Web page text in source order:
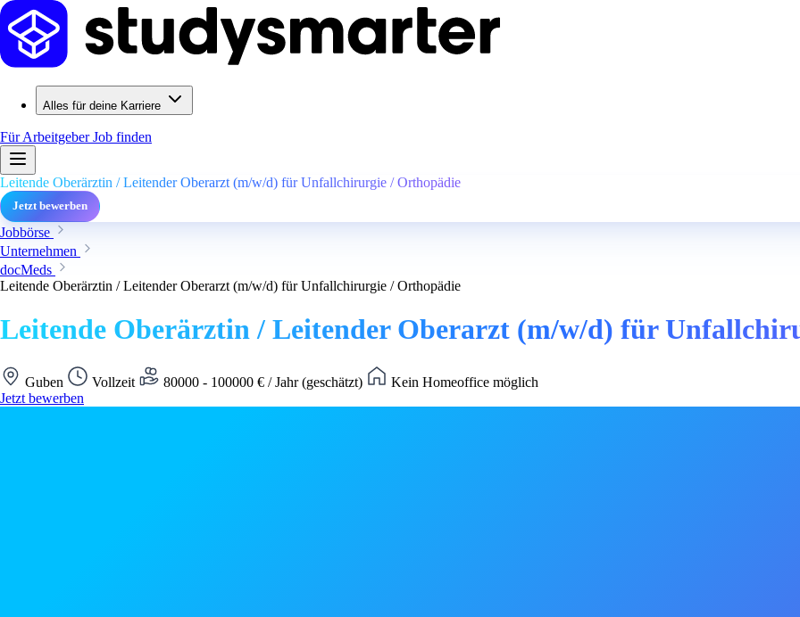
Alles für deine Karriere
Für ArbeitgeberJob finden
Leitende Oberärztin / Leitender Oberarzt (m/w/d) für Unfallchirurgie / Orthopädie
Jetzt bewerben
Jobbörse
Unternehmen
docMeds
Leitende Oberärztin / Leitender Oberarzt (m/w/d) für Unfallchirurgie / Orthopädie
Leitende Oberärztin / Leitender Oberarzt (m/w/d) für
Guben Vollzeit 80000 - 100000 € / Jahr (geschätzt)
Kein Homeoffice möglich
Jetzt bewerben